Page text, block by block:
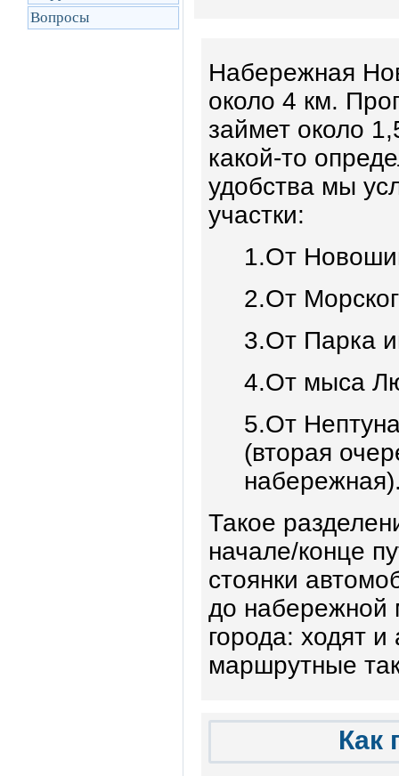
Вопросы
Набережная
около 4 км.
займет около
какой-то
удобства мы
участки:
1.От
2.От
3.От Парка
4.От мыса
5.От
(вторая
Такое
начале/конце
стоянки
до набережной
города: ходят
маршрутные
Как